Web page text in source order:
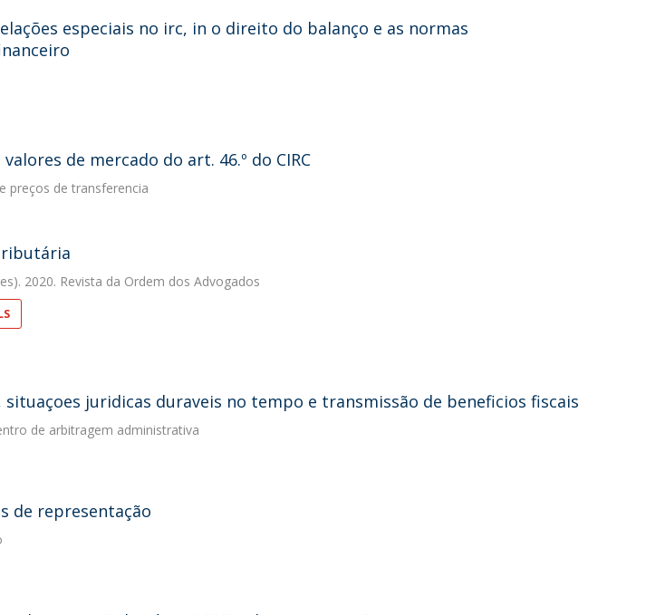
especiais no irc, in o direito do balanço e as normas
de mercado do art. 46.º do CIRC
preços de transferencia
2020. Revista da Ordem dos Advogados
juridicas duraveis no tempo e transmissão de beneficios fiscais
de arbitragem administrativa
de representação